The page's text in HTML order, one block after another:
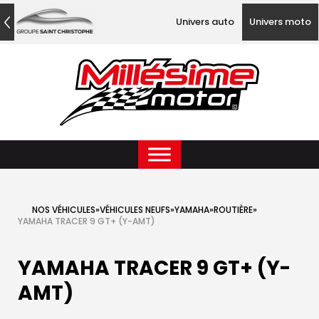
Univers auto Univers moto
NOS VÉHICULES»VÉHICULES NEUFS»YAMAHA»ROUTIÈRE»
YAMAHA TRACER 9 GT+ (Y-AMT)
YAMAHA TRACER 9 GT+ (Y-
AMT)